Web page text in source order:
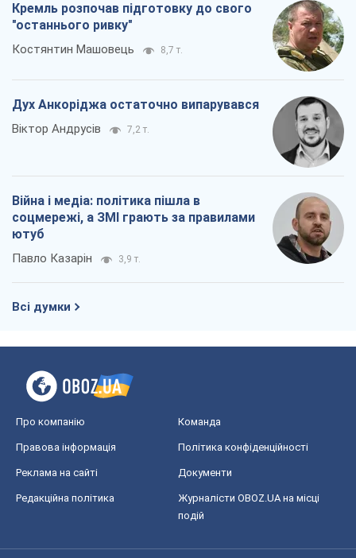
Кремль розпочав підготовку до свого
"останнього ривку"
Костянтин Машовець 8,7 т.
Дух Анкоріджа остаточно випарувався
Віктор Андрусів 7,2 т.
Війна і медіа: політика пішла в
соцмережі, а ЗМІ грають за правилами
ютуб
Павло Казарін 3,9 т.
Всі думки
Про компанію Команда
Правова інформація Політика конфіденційності
Реклама на сайті Документи
Редакційна політика
Журналісти OBOZ.UA на місці
подій